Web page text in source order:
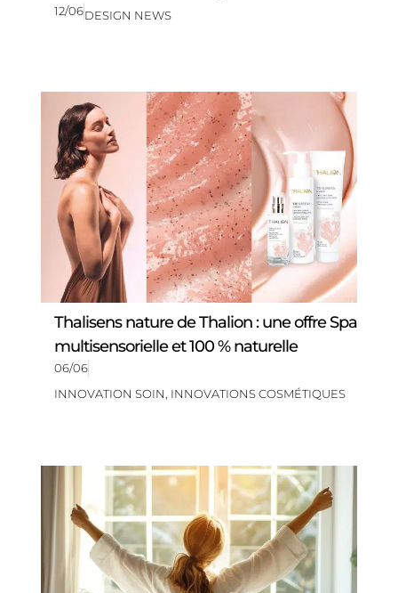
12/06DESIGN NEWS
Thalisens nature de Thalion : une offre Spa
multisensorielle et 100 % naturelle
06/06
INNOVATION SOIN INNOVATIONS COSMÉTIQUES